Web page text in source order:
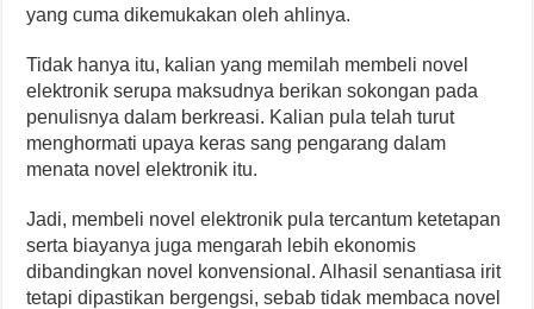
yang cuma dikemukakan oleh ahlinya.
Tidak hanya itu, kalian yang memilah membeli novel
elektronik serupa maksudnya berikan sokongan pada
penulisnya dalam berkreasi. Kalian pula telah turut
menghormati upaya keras sang pengarang dalam
menata novel elektronik itu.
Jadi, membeli novel elektronik pula tercantum ketetapan
serta biayanya juga mengarah lebih ekonomis
dibandingkan novel konvensional. Alhasil senantiasa irit
tetapi dipastikan bergengsi, sebab tidak membaca novel